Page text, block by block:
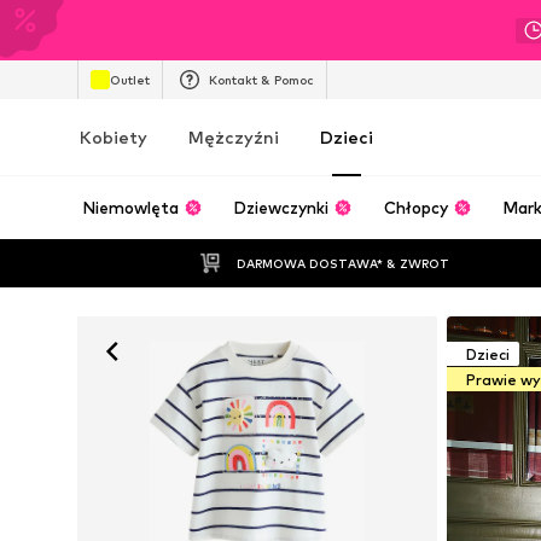
Outlet Kontakt & Pomoc
Kobiety Mężczyźni Dzieci
Niemowlęta Dziewczynki Chłopcy
DARMOWA DOSTAWA* & ZWROT
Dzieci
Prawie